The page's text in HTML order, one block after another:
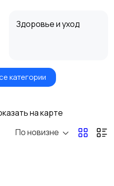
Здоровье и уход
Детские коляски
Купание
категории
на карте
По новизне